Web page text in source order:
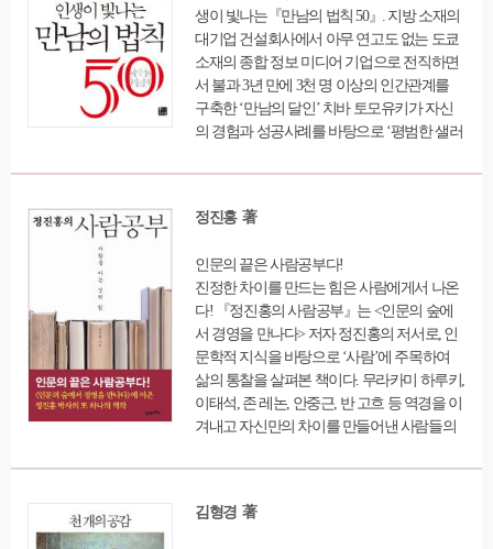
의 내면에는 성장을 멈춘 아이가 남아있다고
말하면서, 그 내면의 아이가 성장을 멈춰버린
곳으로 찾아가 이유를 살펴보고 되도록 현실
적인 처방을 제시한다. 아울러 자신에 대한
'자신감'과 '확신감'을 회복할 것을 권하고 있
다. 왜냐하면 그것들은 다양한 관계에서 결국
고 있는가, 내가 결정한 삶과 내가 하는 일의
결과에 대해 감당할 준비가 되어 있는가 등을
한 관계와 만났을 때 '나'를 지키면서 성숙하게
대처할 수 있도록 이끈다.
생이 빛나는『만남의 법칙 50』. 지방 소재의
대기업 건설회사에서 아무 연고도 없는 도쿄
소재의 종합 정보 미디어 기업으로 전직하면
서 불과 3년 만에 3천 명 이상의 인간관계를
구축한 ‘만남의 달인’ 치바 토모유키가 자신
의 경험과 성공사례를 바탕으로 ‘평범한 샐러
하였다. 유명 연예인을 비롯하여 대기업 경영
만든 인맥브랜딩의 모든 단계와 비법을 소개
함 관리 기술, 추천 도서 등 황금 인맥을 만드
는 실전 테크닉을 배울 수 있도록 안내한다.
정진홍 著
인문의 끝은 사람공부다!
진정한 차이를 만드는 힘은 사람에게서 나온
다! 『정진홍의 사람공부』는 <인문의 숲에
서 경영을 만나다> 저자 정진홍의 저서로, 인
문학적 지식을 바탕으로 ‘사람’에 주목하여
삶의 통찰을 살펴본 책이다. 무라카미 하루키,
이태석, 존 레논, 안중근, 반 고흐 등 역경을 이
겨내고 자신만의 차이를 만들어낸 사람들의
과 세상이란 무엇인가에 대한 깊이 있는 교훈
가리지 않고 치열하게 보여주고 재해석하며
김형경 著